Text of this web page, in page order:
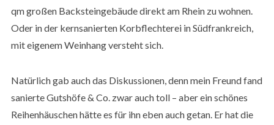
qm großen Backsteingebäude direkt am Rhein zu wohnen.
Oder in der kernsanierten Korbflechterei in Südfrankreich,
mit eigenem Weinhang versteht sich.
Natürlich gab auch das Diskussionen, denn mein Freund fand
sanierte Gutshöfe & Co. zwar auch toll – aber ein schönes
Reihenhäuschen hätte es für ihn eben auch getan. Er hat die